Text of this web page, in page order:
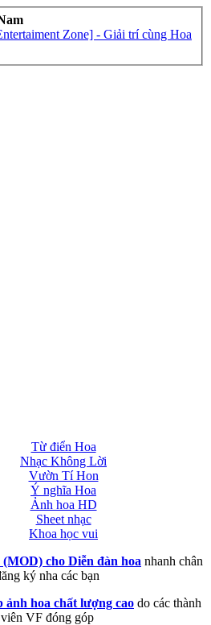
Zone] - Giải trí cùng Hoa
Từ điển Hoa
Nhạc Không Lời
Vườn Tí Hon
Ý nghĩa Hoa
Ảnh hoa HD
Sheet nhạc
Khoa học vui
cho Diễn đàn hoa nhanh chân
ký nha các bạn
ảnh hoa chất lượng cao do các thành
viên VF đóng góp